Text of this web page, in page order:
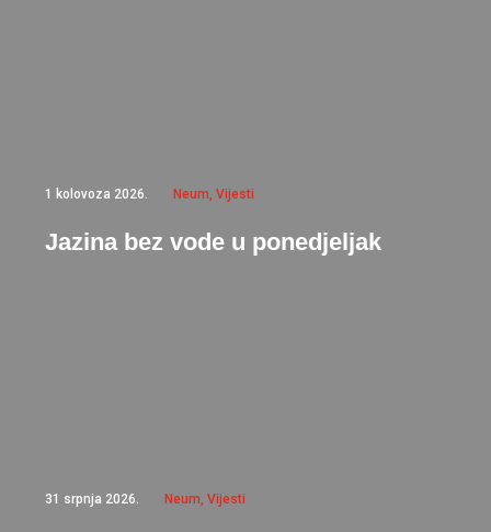
1 kolovoza 2026. Neum, Vijesti
Jazina bez vode u ponedjeljak
31 srpnja 2026. Neum, Vijesti